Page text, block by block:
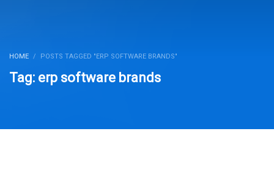
HOME POSTS TAGGED "ERP SOFTWARE BRANDS"
Tag: erp software brands